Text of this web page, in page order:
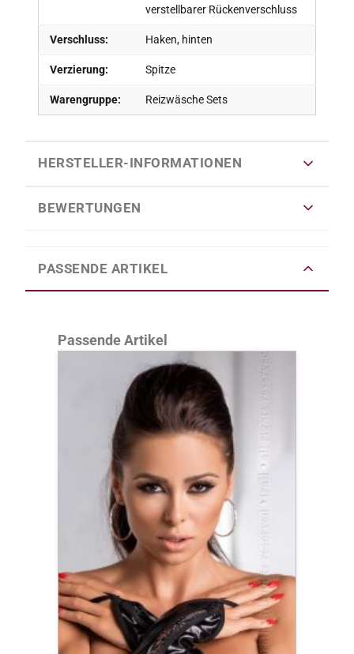
verstellbarer Rückenverschluss
Verschluss: Haken, hinten
Verzierung: Spitze
Warengruppe: Reizwäsche Sets
HERSTELLER-INFORMATIONEN
BEWERTUNGEN
PASSENDE ARTIKEL
Produktgalerie überspringen
Passende Artikel